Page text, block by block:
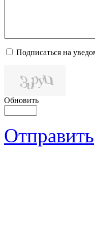
Подписаться на
Обновить
Отправить